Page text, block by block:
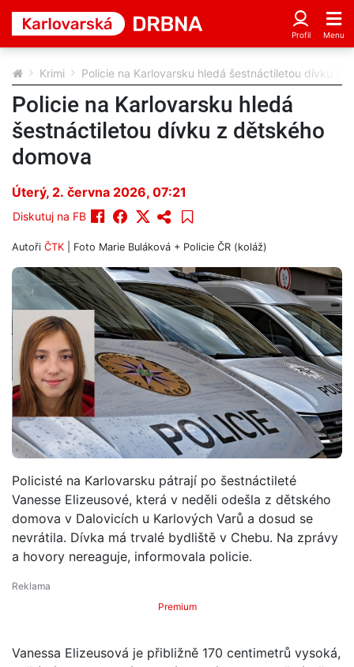
Krimi Policie na Karlovarsku hledá šestnáctiletou dívku z
Policie na Karlovarsku hledá
šestnáctiletou dívku z dětského
domova
Úterý, 2. června 2026, 07:21
Diskutuj na FB
Autoři ČTK | Foto Marie Buláková + Policie ČR (koláž)
Policisté na Karlovarsku pátrají po šestnáctileté
Vanesse Elizeusové, která v neděli odešla z dětského
domova v Dalovicích u Karlových Varů a dosud se
nevrátila. Dívka má trvalé bydliště v Chebu. Na zprávy
a hovory nereaguje, informovala policie.
Premium
Vanessa Elizeusová je přibližně 170 centimetrů vysoká,